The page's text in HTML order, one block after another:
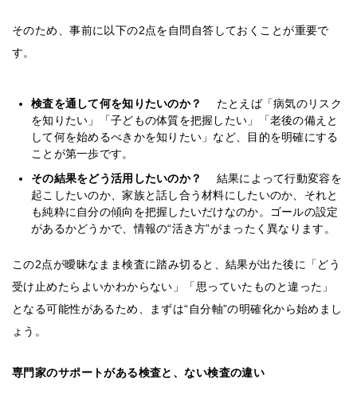
そのため、事前に以下の2点を自問自答しておくことが重要で
す。
検査を通して何を知りたいのか？
たとえば「病気のリスク
を知りたい」「子どもの体質を把握したい」「老後の備えと
して何を始めるべきかを知りたい」など、目的を明確にする
ことが第一歩です。
その結果をどう活用したいのか？
結果によって行動変容を
起こしたいのか、家族と話し合う材料にしたいのか、それと
も純粋に自分の傾向を把握したいだけなのか。ゴールの設定
があるかどうかで、情報の“活き方”がまったく異なります。
この2点が曖昧なまま検査に踏み切ると、結果が出た後に「どう
受け止めたらよいかわからない」「思っていたものと違った」
となる可能性があるため、まずは“自分軸”の明確化から始めまし
ょう。
専門家のサポートがある検査と、ない検査の違い